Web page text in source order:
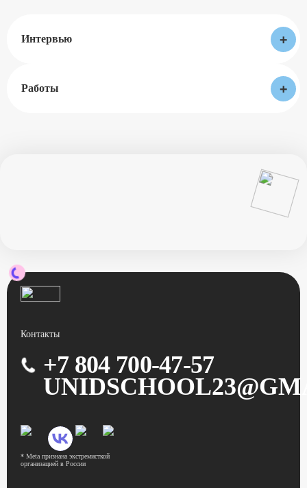
Интервью +
Работы +
Контакты
+7 804 700-47-57
* Meta признана экстремисткой
организацией в России